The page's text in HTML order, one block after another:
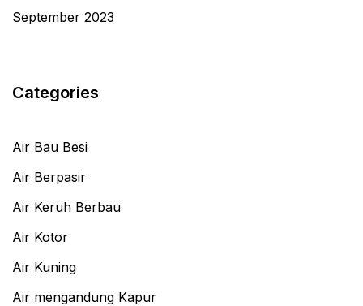
September 2023
Categories
Air Bau Besi
Air Berpasir
Air Keruh Berbau
Air Kotor
Air Kuning
Air mengandung Kapur